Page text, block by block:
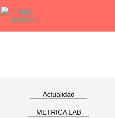
Actualidad
METRICA LAB